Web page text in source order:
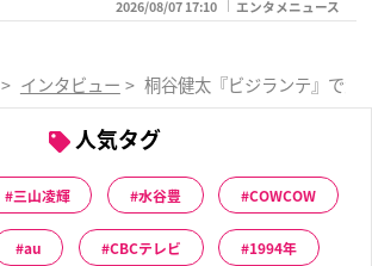
2026/08/07 17:10 エンタメニュース
> インタビュー > 桐谷健太『ビジランテ』で大
人気タグ
三山凌輝 水谷豊 COWCOW
au CBCテレビ 1994年